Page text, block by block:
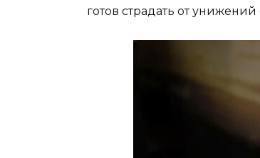
готов страдать от